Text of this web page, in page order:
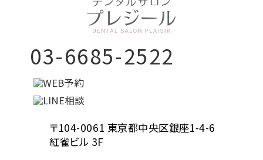
03-6685-2522
〒104-0061 東京都中央区銀座1-4-6
紅雀ビル 3F